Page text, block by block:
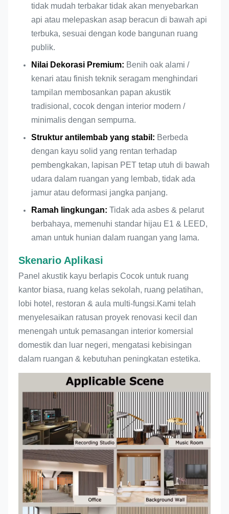
Fungsi Inti
Penyerapan Suara &
Dekorasi Interior
Sertifikat
B,ASTM E84 Kelas A,
tidak mudah terbakar tidak akan menyebarkan
api atau melepaskan asap beracun di bawah api
terbuka, sesuai dengan kode bangunan ruang
publik.
Nilai Dekorasi Premium: Benih oak alami /
kenari atau finish teknik seragam menghindari
tampilan membosankan papan akustik
tradisional, cocok dengan interior modern /
minimalis dengan sempurna.
Struktur antilembab yang stabil: Berbeda
dengan kayu solid yang rentan terhadap
pembengkakan, lapisan PET tetap utuh di bawah
udara dalam ruangan yang lembab, tidak ada
jamur atau deformasi jangka panjang.
Ramah lingkungan: Tidak ada asbes & pelarut
berbahaya, memenuhi standar hijau E1 & LEED,
aman untuk hunian dalam ruangan yang lama.
Skenario Aplikasi
Panel akustik kayu berlapis Cocok untuk ruang
kantor biasa, ruang kelas sekolah, ruang pelatihan,
lobi hotel, restoran & aula multi-fungsi.Kami telah
menyelesaikan ratusan proyek renovasi kecil dan
menengah untuk pemasangan interior komersial
domestik dan luar negeri, mengatasi kebisingan
dalam ruangan & kebutuhan peningkatan estetika.